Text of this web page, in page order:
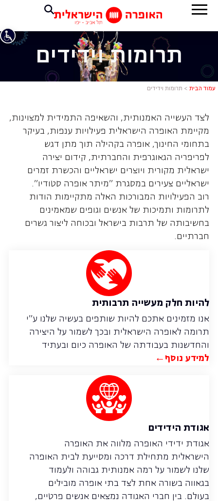
תרומות וידידים
עמוד הבית > תרומות וידידים
לצד העשייה האמנותית, והשאיפה התמידית למצוינות,
מקיימת האופרה הישראלית פעילויות ענפות, בעיקר
בתחומי החינוך, אופרה בקהילה תוך מתן דגש
לפריפריה הגאוגרפית והחברתית, קידום יצירה
ישראלית מקורית ויוצרים ישראליים והכשרת זמרים
ישראליים צעירים במסגרת "מיתר אופרה סטודיו".
רוב הפעילויות המבורכות האלה מתקיימות הודות
לתרומות ותמיכות של אנשים וגופים שמאמינים
בחשיבותה של תרבות בישראל ובכוחה ליצור גשרים
חברתיים.
להיות חלק מעשייה תרבותית
אנו מזמינים אתכם להיות שותפים בעשיה שלנו ע"י
תרומה לאופרה הישראלית ובכך לשמור על היצירה
והחדשנות בעבודתה של האופרה כיום ובעתיד
למידע נוסף←
אגודת הידידים
אגודת ידידי האופרה מלווה את האופרה
הישראלית מתחילת דרכה ומסייעת לבית האופרה
שלנו לשמור על רמה אמנותית גבוהה ולעמוד
בגאווה בשורה אחת לצד בתי אופרה מובילים
בעולם. בין חברי האגודה נמצאים אנשים פרטיים,